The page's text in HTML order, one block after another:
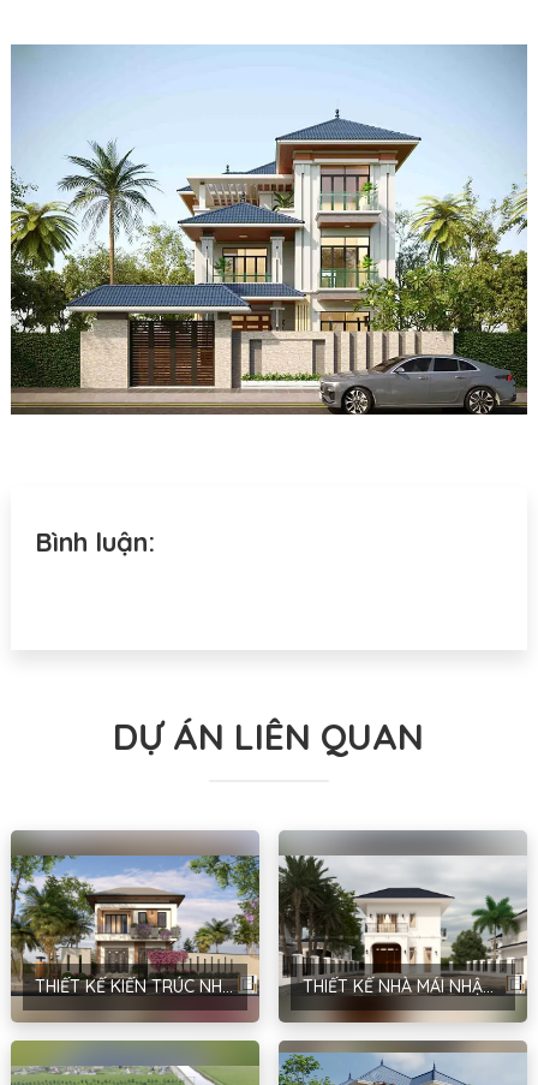
Bình luận:
DỰ ÁN LIÊN QUAN
THIẾT KẾ KIẾN TRÚC NHÀ MÁI NHẬT PHONG CÁCH HIỆN ĐẠI TẠI HÀ NỘI – ANH MẠNH THIẾT KẾ NHÀ MÁI NHẬT PHONG CÁCH HIỆN ĐẠI TẠI HÀ NỘI – ANH ĐINH